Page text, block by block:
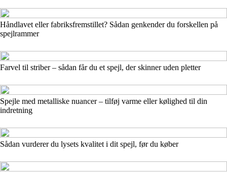
Håndlavet eller fabriksfremstillet? Sådan genkender du forskellen på
spejlrammer
Farvel til striber – sådan får du et spejl, der skinner uden pletter
Spejle med metalliske nuancer – tilføj varme eller kølighed til din
indretning
Sådan vurderer du lysets kvalitet i dit spejl, før du køber